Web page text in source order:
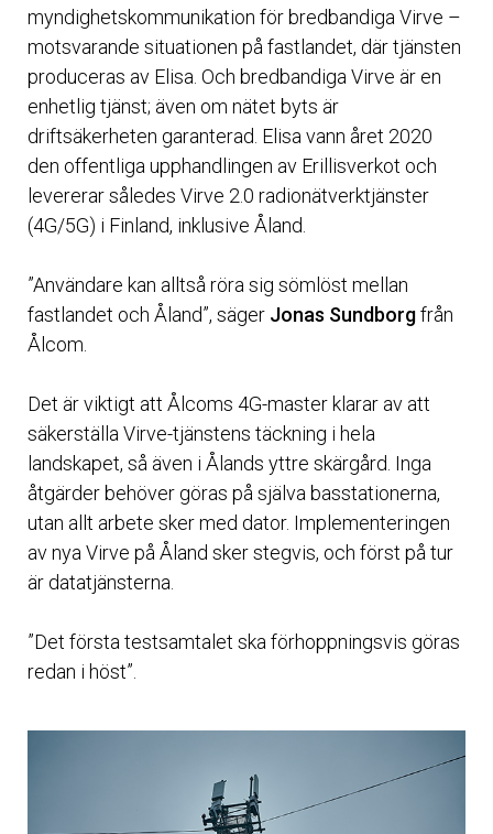
myndighetskommunikation för bredbandiga Virve –
motsvarande situationen på fastlandet, där tjänsten
produceras av Elisa. Och bredbandiga Virve är en
enhetlig tjänst; även om nätet byts är
driftsäkerheten garanterad. Elisa vann året 2020
den offentliga upphandlingen av Erillisverkot och
levererar således Virve 2.0 radionätverktjänster
(4G/5G) i Finland, inklusive Åland.
”Användare kan alltså röra sig sömlöst mellan
fastlandet och Åland”, säger Jonas Sundborgfrån
Ålcom.
Det är viktigt att Ålcoms 4G-master klarar av att
säkerställa Virve-tjänstens täckning i hela
landskapet, så även i Ålands yttre skärgård. Inga
åtgärder behöver göras på själva basstationerna,
utan allt arbete sker med dator. Implementeringen
av nya Virve på Åland sker stegvis, och först på tur
är datatjänsterna.
”Det första testsamtalet ska förhoppningsvis göras
redan i höst”.